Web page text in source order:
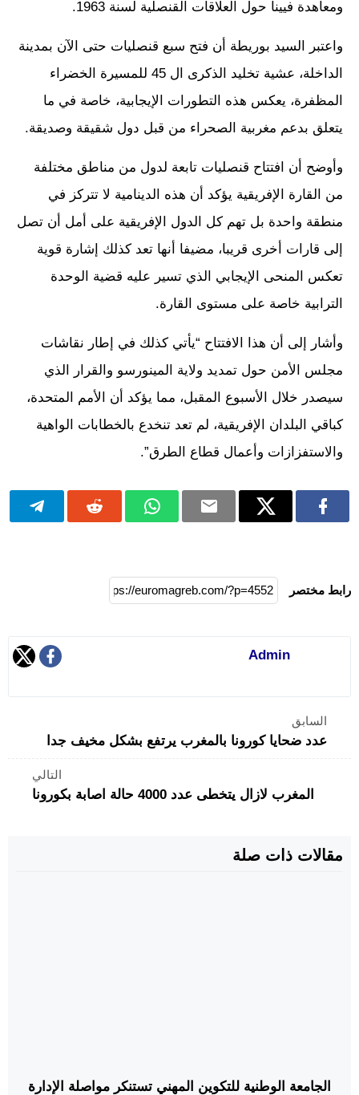
ومعاهدة فيينا حول العلاقات القنصلية لسنة 1963.
واعتبر السيد بوريطة أن فتح سبع قنصليات حتى الآن بمدينة
الداخلة، عشية تخليد الذكرى ال 45 للمسيرة الخضراء
المظفرة، يعكس هذه التطورات الإيجابية، خاصة في ما
يتعلق بدعم مغربية الصحراء من قبل دول شقيقة وصديقة.
وأوضح أن افتتاح قنصليات تابعة لدول من مناطق مختلفة
من القارة الإفريقية يؤكد أن هذه الدينامية لا تتركز في
منطقة واحدة بل تهم كل الدول الإفريقية على أمل أن تصل
إلى قارات أخرى قريبا، مضيفا أنها تعد كذلك إشارة قوية
تعكس المنحى الإيجابي الذي تسير عليه قضية الوحدة
الترابية خاصة على مستوى القارة.
وأشار إلى أن هذا الافتتاح “يأتي كذلك في إطار نقاشات
مجلس الأمن حول تمديد ولاية المينورسو والقرار الذي
سيصدر خلال الأسبوع المقبل، مما يؤكد أن الأمم المتحدة،
كباقي البلدان الإفريقية، لم تعد تنخدع بالخطابات الواهية
والاستفزازات وأعمال قطاع الطرق”.
رابط مختصر
Admin
السابق
عدد ضحايا كورونا بالمغرب يرتفع بشكل مخيف جدا
التالي
المغرب لازال يتخطى عدد 4000 حالة اصابة بكورونا
مقالات ذات صلة
الجامعة الوطنية للتكوين المهني تستنكر مواصلة الإدارة